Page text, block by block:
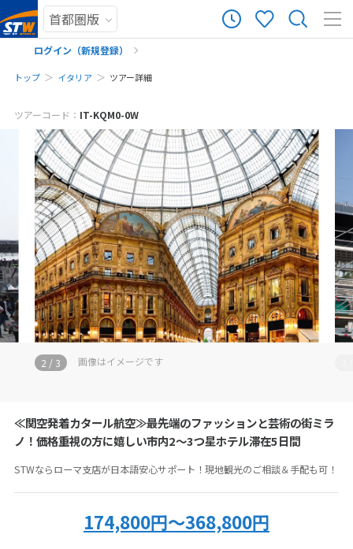
ログイン（新規登録）
まだ登録がありません
トップ イタリア ツアー詳細
※ご予約・お問い合わせフォームをお送りいただいた時点で、キャンセル料
は発生しません。お気軽にご予約・お問い合わせください。
※該当ツアーをご予約・お問い合わせいただく前に、ツアー画面をキャプチ
ャして保存してください。
予約・お問い合わせ
来店予約の申し込み
お電話でお問い合わせ
お電話の際にツアーコード
050-5830-1948
営業時間：11:00-19:00
定休日：毎週水曜、年末年始
ツアーコード： IT-KQM0-0W
画像はイメージです
2 / 3
≪関空発着カタール航空≫最先端のファッションと芸術の街ミラ
ノ！価格重視の方に嬉しい市内2～3つ星ホテル滞在5日間
STWならローマ支店が日本語安心サポート！現地観光のご相談＆手配も可！
174,800円～368,800円